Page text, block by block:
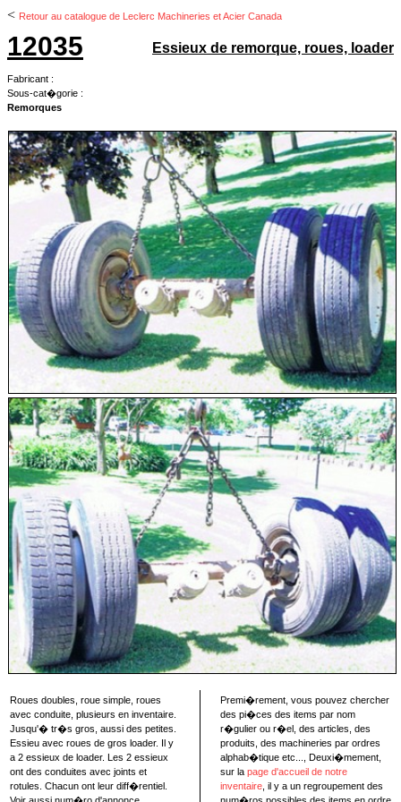
< Retour au catalogue de Leclerc Machineries et Acier Canada
12035
Fabricant :
Sous-cat�gorie :
Remorques
Essieux de remorque, roues, loader
Roues doubles, roue simple, roues
avec conduite, plusieurs en inventaire.
Jusqu'� tr�s gros, aussi des petites.
Essieu avec roues de gros loader. Il y
a 2 essieux de loader. Les 2 essieux
ont des conduites avec joints et
rotules. Chacun ont leur diff�rentiel.
Premi�rement, vous pouvez chercher
des pi�ces des items par nom
r�gulier ou r�el, des articles, des
produits, des machineries par ordres
alphab�tique etc..., Deuxi�mement,
sur la page d'accueil de notre
inventaire , il y a un regroupement des